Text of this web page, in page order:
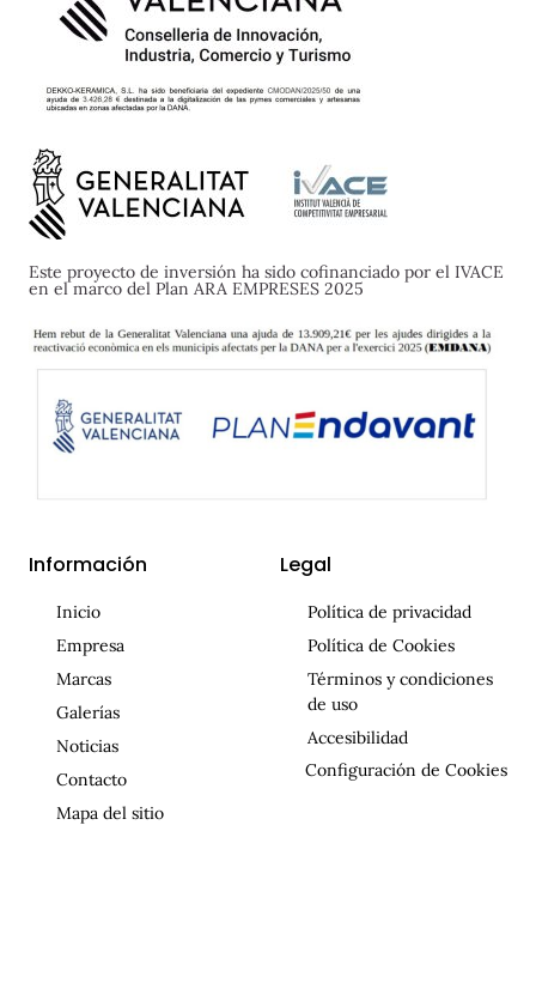
Este proyecto de inversión ha sido cofinanciado por el IVACE
en el marco del Plan ARA EMPRESES 2025
Información
Inicio
Empresa
Marcas
Galerías
Noticias
Contacto
Mapa del sitio
Legal
Política de privacidad
Política de Cookies
Términos y condiciones
de uso
Accesibilidad
Configuración de Cookies